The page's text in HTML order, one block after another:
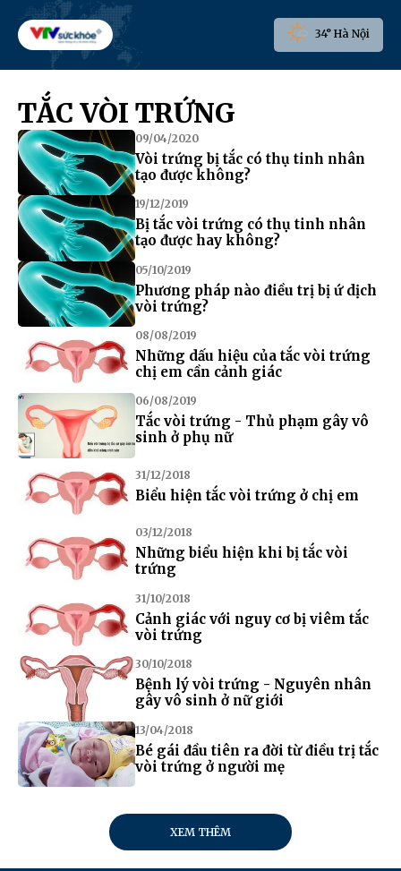
34° Hà Nội
TẮC VÒI TRỨNG
09/04/2020
Vòi trứng bị tắc có thụ tinh nhân
tạo được không?
19/12/2019
Bị tắc vòi trứng có thụ tinh nhân
tạo được hay không?
05/10/2019
Phương pháp nào điều trị bị ứ dịch
vòi trứng?
08/08/2019
Những dấu hiệu của tắc vòi trứng
chị em cần cảnh giác
06/08/2019
Tắc vòi trứng - Thủ phạm gây vô
sinh ở phụ nữ
31/12/2018
Biểu hiện tắc vòi trứng ở chị em
03/12/2018
Những biểu hiện khi bị tắc vòi
trứng
31/10/2018
Cảnh giác với nguy cơ bị viêm tắc
vòi trứng
30/10/2018
Bệnh lý vòi trứng - Nguyên nhân
gây vô sinh ở nữ giới
13/04/2018
Bé gái đầu tiên ra đời từ điều trị tắc
vòi trứng ở người mẹ
XEM THÊM